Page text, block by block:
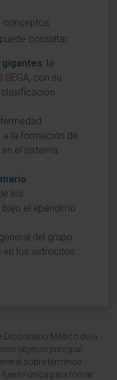
conceptos
consultar:
: la
con su
a la formación de
el sistema
:
los
el epéndimo
del grupo
en los astrocitos.
Diccionario Médico de la
objetivo principal
sobre términos
única para tomar